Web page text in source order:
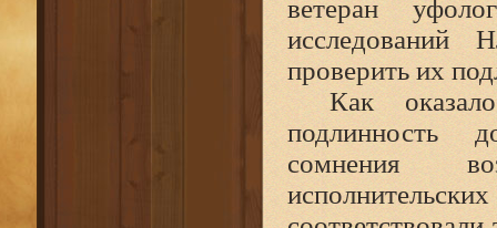
ветеран
исследований
проверить их
Как
подлинность
сомнения